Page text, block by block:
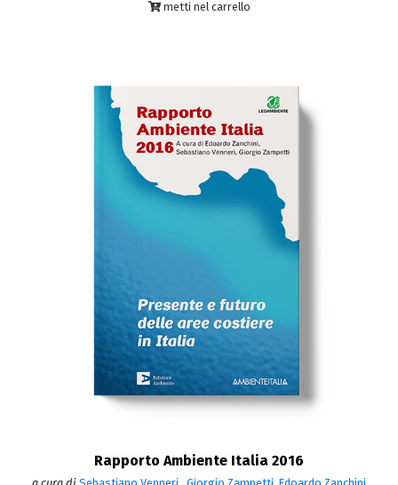
metti nel carrello
Rapporto Ambiente Italia 2016